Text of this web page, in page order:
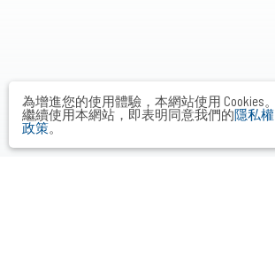
為增進您的使用體驗，本網站使用 Cookies。
繼續使用本網站，即表明同意我們的隱私權
政策。